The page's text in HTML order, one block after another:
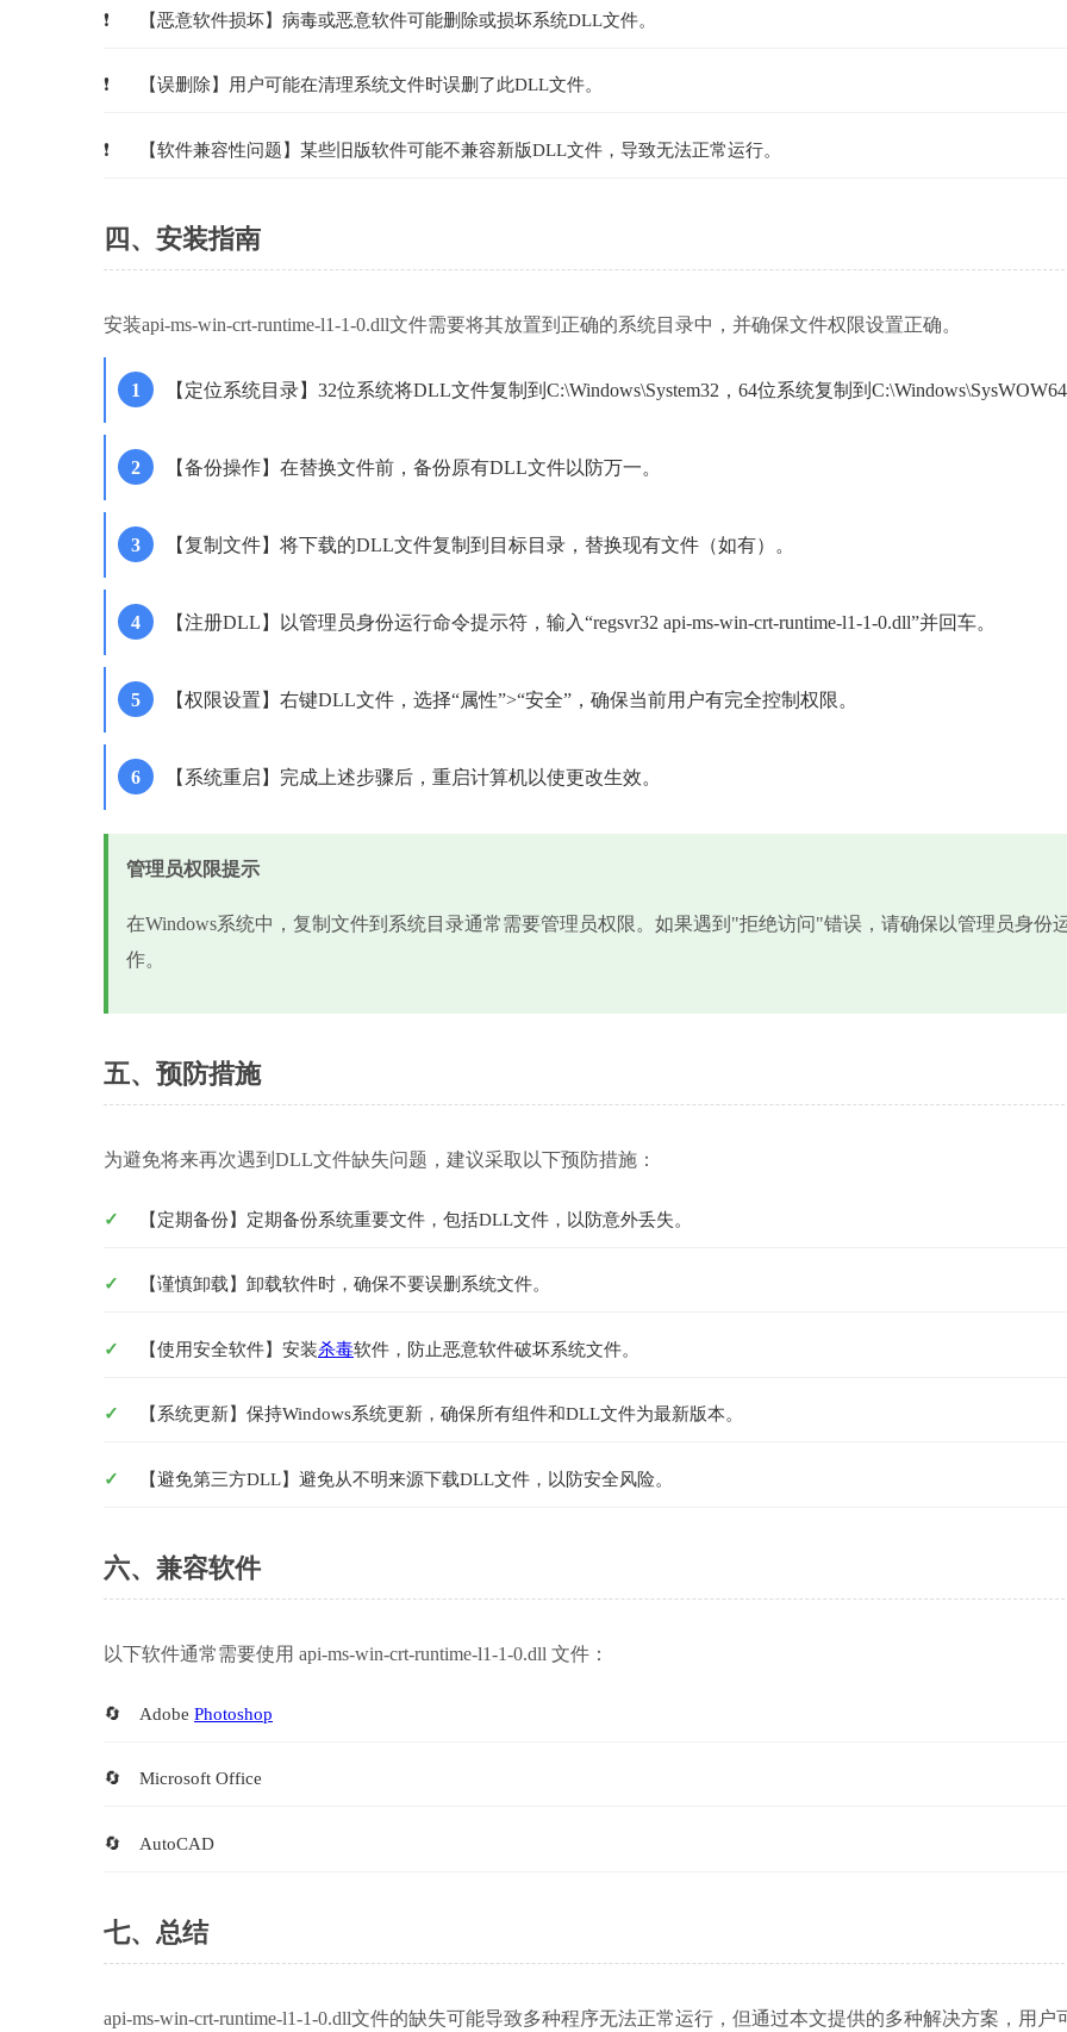
【恶意软件损坏】病毒或恶意软件可能删除或损坏系统DLL文件。
【误删除】用户可能在清理系统文件时误删了此DLL文件。
【软件兼容性问题】某些旧版软件可能不兼容新版DLL文件，导致无法正常运行。
四、安装指南
安装api-ms-win-crt-runtime-l1-1-0.dll文件需要将其放置到正确的系统目录中，并确保文件权限设置正确。
【定位系统目录】32位系统将DLL文件复制到C:\Windows\System32，64位系统复制到
【备份操作】在替换文件前，备份原有DLL文件以防万一。
【复制文件】将下载的DLL文件复制到目标目录，替换现有文件（如有）。
【注册DLL】以管理员身份运行命令提示符，输入“regsvr32 api-ms-win-crt-runtime-l1-1-0.dll”并回车。
【权限设置】右键DLL文件，选择“属性”>“安全”，确保当前用户有完全控制权限。
【系统重启】完成上述步骤后，重启计算机以使更改生效。
管理员权限提示
在Windows系统中，复制文件到系统目录通常需要管理员权限。如果遇到"拒绝访问"错误，请确保以管理员身份
作。
五、预防措施
为避免将来再次遇到DLL文件缺失问题，建议采取以下预防措施：
【定期备份】定期备份系统重要文件，包括DLL文件，以防意外丢失。
【谨慎卸载】卸载软件时，确保不要误删系统文件。
【使用安全软件】安装杀毒软件，防止恶意软件破坏系统文件。
【系统更新】保持Windows系统更新，确保所有组件和DLL文件为最新版本。
【避免第三方DLL】避免从不明来源下载DLL文件，以防安全风险。
六、兼容软件
以下软件通常需要使用 api-ms-win-crt-runtime-l1-1-0.dll 文件：
Adobe Photoshop
Microsoft Office
AutoCAD
七、总结
api-ms-win-crt-runtime-l1-1-0.dll文件的缺失可能导致多种程序无法正常运行，但通过本文提供的多种解决方案，用户